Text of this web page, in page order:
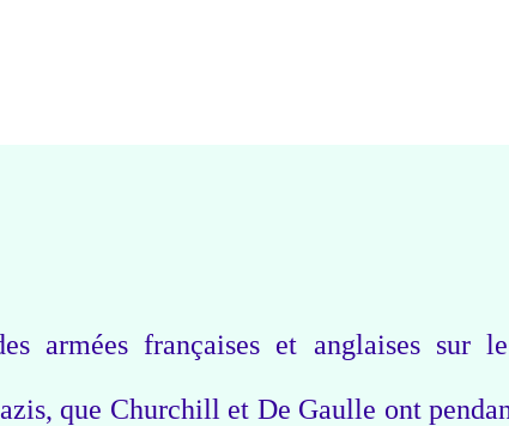
armées françaises et anglaises sur
que Churchill et De Gaulle ont